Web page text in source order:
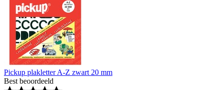
Pickup plakletter A-Z zwart 20 mm
Best beoordeeld